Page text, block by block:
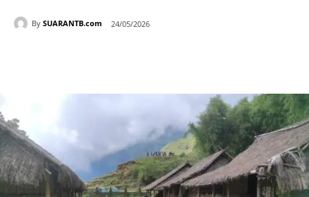
By SUARANTB.com 24/05/2026